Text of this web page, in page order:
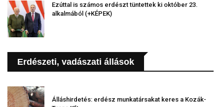
Ezúttal is számos erdészt tüntettek ki október 23.
alkalmából (+KÉPEK)
Erdészeti, vadászati állások
Álláshirdetés: erdész munkatársakat keres a Kozák-